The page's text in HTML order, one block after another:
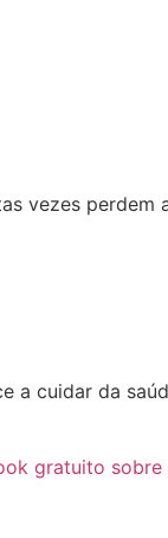
vezes perdem
a cuidar da